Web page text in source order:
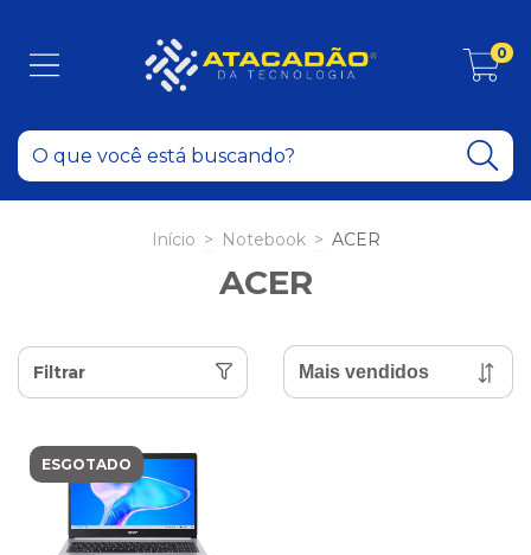
0
Início > Notebook > ACER
ACER
Filtrar
ESGOTADO